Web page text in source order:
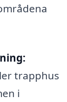
trapphus
i